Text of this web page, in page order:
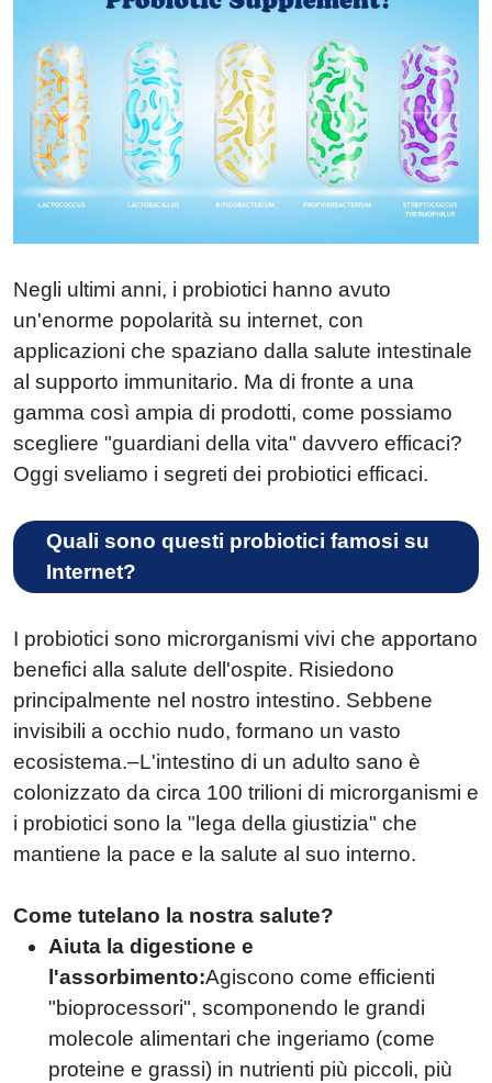
Negli ultimi anni, i probiotici hanno avuto
un'enorme popolarità su internet, con
applicazioni che spaziano dalla salute intestinale
al supporto immunitario. Ma di fronte a una
gamma così ampia di prodotti, come possiamo
scegliere "guardiani della vita" davvero efficaci?
Oggi sveliamo i segreti dei probiotici efficaci.
Quali sono questi probiotici famosi su
Internet?
I probiotici sono microrganismi vivi che apportano
benefici alla salute dell'ospite. Risiedono
principalmente nel nostro intestino. Sebbene
invisibili a occhio nudo, formano un vasto
ecosistema.–L'intestino di un adulto sano è
colonizzato da circa 100 trilioni di microrganismi e
i probiotici sono la "lega della giustizia" che
mantiene la pace e la salute al suo interno.
Come tutelano la nostra salute?
Aiuta la digestione e
l'assorbimento:Agiscono come efficienti
"bioprocessori", scomponendo le grandi
molecole alimentari che ingeriamo (come
proteine ​​e grassi) in nutrienti più piccoli, più